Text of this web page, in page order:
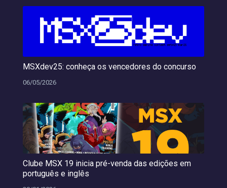
MSXdev25: conheça os vencedores do concurso
06/05/2026
Clube MSX 19 inicia pré-venda das edições em
português e inglês